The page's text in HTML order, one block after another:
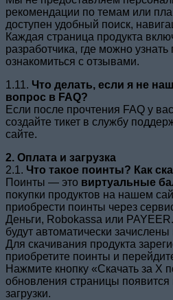
рекомендации по темам или
доступен удобный поиск,
Каждая страница продукта
разработчика, где можно узнать
ознакомиться с отзывами.
1.11. Что делать, если я не
вопрос в FAQ?
Если после прочтения FAQ у
создайте тикет в службу
сайте.
2. Оплата и загрузка
2.1. Что такое поинты? Как
Поинты — это виртуальные
покупки продуктов на нашем
приобрести поинты через
Деньги, Robokassa или
будут автоматически зачислены
Для скачивания продукта
приобретите поинты и
Нажмите кнопку «Скачать за X
обновления страницы появится
загрузки.